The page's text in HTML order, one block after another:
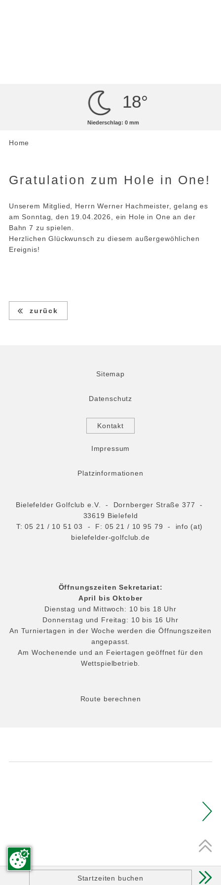
18°
Niederschlag: 0 mm
Home
Gratulation zum Hole in One!
Unserem Mitglied, Herrn Werner Hachmeister, gelang es
am Sonntag, den 19.04.2026, ein Hole in One an der
Bahn 7 zu spielen.
Herzlichen Glückwunsch zu diesem außergewöhlichen
Ereignis!
zurück
Sitemap
Datenschutz
Kontakt
Impressum
Platzinformationen
Bielefelder Golfclub e.V. - Dornberger Straße 377 -
33619 Bielefeld
T:05 21 / 10 51 03 - F: 05 21 / 10 95 79 - info (at)
bielefelder-golfclub.de
Öffnungszeiten Sekretariat:
April bis Oktober
Dienstag und Mittwoch: 10 bis 18 Uhr
Donnerstag und Freitag: 10 bis 16 Uhr
An Turniertagen in der Woche werden die Öffnungszeiten
angepasst.
Am Wochenende und an Feiertagen geöffnet für den
Wettspielbetrieb.
Route berechnen
Startzeiten buchen 